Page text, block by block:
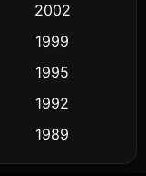
2002
1999
1995
1992
1989
1985